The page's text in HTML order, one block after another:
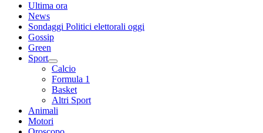
Ultima ora
News
Sondaggi Politici elettorali oggi
Gossip
Green
Sport
Calcio
Formula 1
Basket
Altri Sport
Animali
Motori